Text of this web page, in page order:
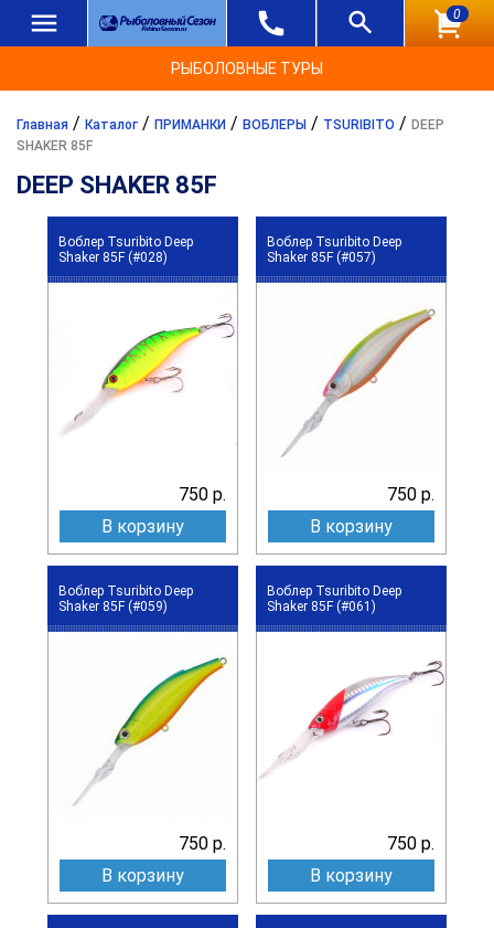
0
РЫБОЛОВНЫЕ ТУРЫ
Главная / Каталог / ПРИМАНКИ / ВОБЛЕРЫ / TSURIBITO / DEEP
SHAKER 85F
DEEP SHAKER 85F
Воблер Tsuribito Deep
Shaker 85F (#028)
750 р.
В корзину
Воблер Tsuribito Deep
Shaker 85F (#057)
750 р.
В корзину
Воблер Tsuribito Deep
Shaker 85F (#059)
750 р.
В корзину
Воблер Tsuribito Deep
Shaker 85F (#061)
750 р.
В корзину